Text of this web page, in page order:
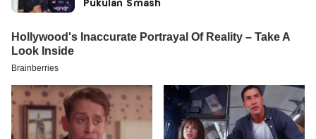
Pukulan Smash